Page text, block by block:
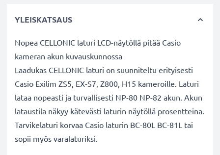
YLEISKATSAUS
Nopea CELLONIC laturi LCD-näytöllä pitää Casio
kameran akun kuvauskunnossa
Laadukas CELLONIC laturi on suunniteltu erityisesti
Casio Exilim ZS5, EX-S7, Z800, H15 kameroille. Laturi
lataa nopeasti ja turvallisesti NP-80 NP-82 akun. Akun
lataustila näkyy kätevästi laturin näytöllä prosentteina.
Tarvikelaturi korvaa Casio laturin BC-80L BC-81L tai
sopii myös varalaturiksi.